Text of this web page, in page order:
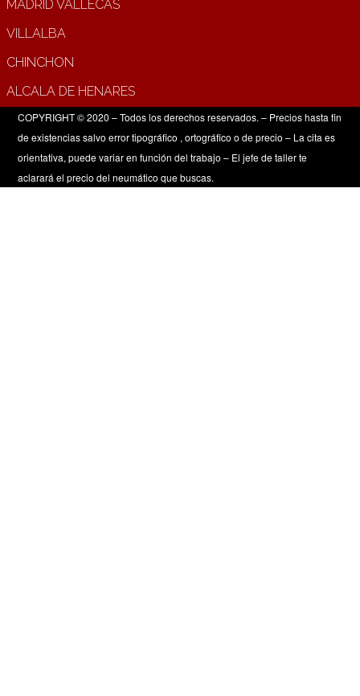
MADRID VALLECAS
VILLALBA
CHINCHON
ALCALA DE HENARES
COPYRIGHT © 2020 – Todos los derechos reservados. – Precios hasta fin
de existencias salvo error tipográfico , ortográfico o de precio – La cita es
orientativa, puede variar en función del trabajo – El jefe de taller te
aclarará el precio del neumático que buscas.